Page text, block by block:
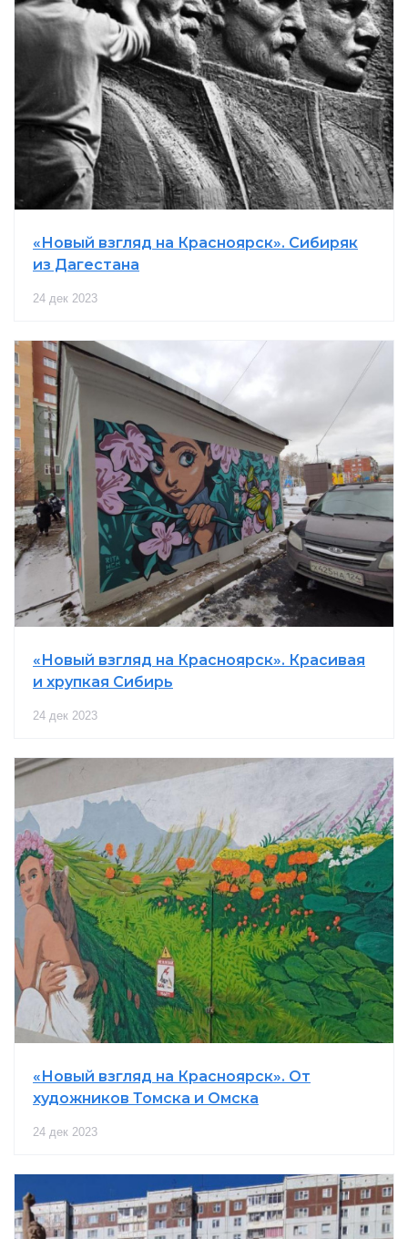
«Новый взгляд на Красноярск». Сибиряк
из Дагестана
24 дек 2023
«Новый взгляд на Красноярск». Красивая
и хрупкая Сибирь
24 дек 2023
«Новый взгляд на Красноярск». От
художников Томска и Омска
24 дек 2023